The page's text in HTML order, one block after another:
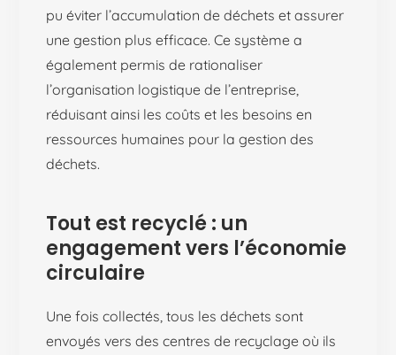
pu éviter l’accumulation de déchets et assurer
une gestion plus efficace. Ce système a
également permis de rationaliser
l’organisation logistique de l’entreprise,
réduisant ainsi les coûts et les besoins en
ressources humaines pour la gestion des
déchets.
Tout est recyclé : un
engagement vers l’économie
circulaire
Une fois collectés, tous les déchets sont
envoyés vers des centres de recyclage où ils